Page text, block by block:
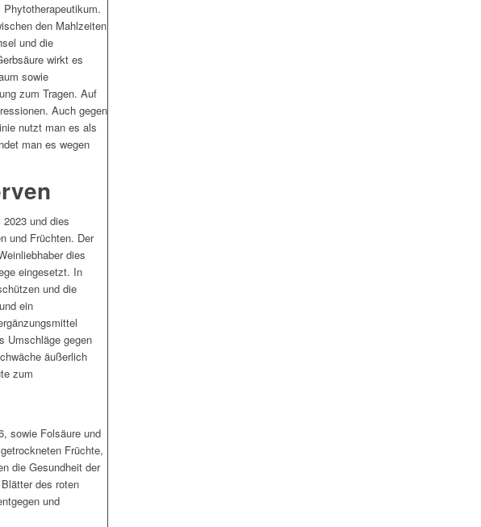
den Mahlzeiten
und die
wirkt es
sowie
zum Tragen. Auf
Auch gegen
nutzt man es als
man es wegen
und dies
und Früchten. Der
dies
eingesetzt. In
und die
ein
Umschläge gegen
äußerlich
zum
sowie Folsäure und
Früchte,
die Gesundheit der
des roten
und